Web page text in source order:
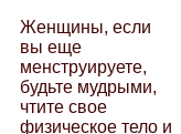
Женщины, если
вы еще
менструируете,
будьте мудрыми,
чтите свое
физическое тело и